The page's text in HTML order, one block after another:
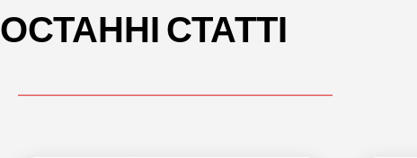
ОСТАННІ СТАТТІ